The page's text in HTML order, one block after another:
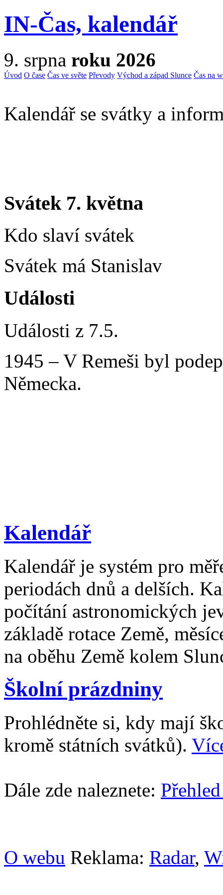
IN-Čas, kalendář
9. srpna roku 2026
Úvod O čase Čas ve světe Převody Východ a západ Slunce Čas na
Kalendář se svátky a
Svátek 7. května
Kdo slaví svátek
Svátek má Stanislav
Události
Události z 7.5.
1945 – V Remeši byl
Německa.
Kalendář
Kalendář je systém pro
periodách dnů a delších.
počítání astronomických
základě rotace Země,
na oběhu Země kolem
Školní prázdniny
Prohlédněte si, kdy mají
kromě státních svátků).
Dále zde naleznete:
O webu Reklama: Radar,